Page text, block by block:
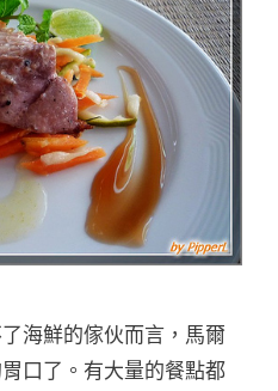
海鮮的傢伙而言，馬爾
口了。有大量的餐點都